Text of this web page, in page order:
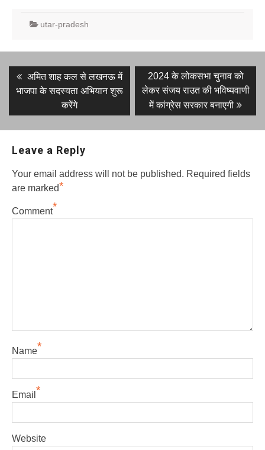
utar-pradesh
Post
navigation
Previous
post:
अमित शाह कल से लखनऊ में
भाजपा के सदस्यता अभियान शुरू
करेंगे
Next
post:
2024 के लोकसभा चुनाव को
लेकर संजय राउत की भविष्यवाणी
में कांग्रेस सरकार बनाएगी
Leave a Reply
Your email address will not be published. Required fields
are marked*
Comment*
Name*
Email *
Website